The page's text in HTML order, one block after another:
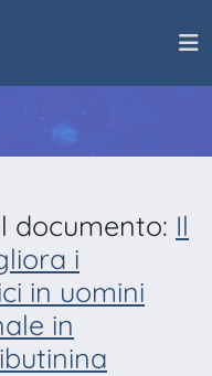
documento: Il
i
in uomini
in